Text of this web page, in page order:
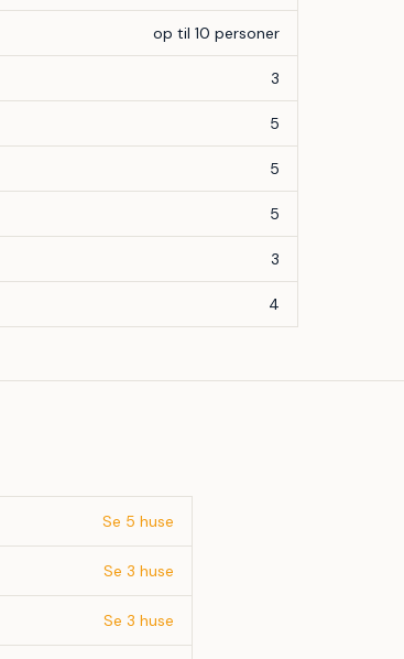
op til 10 personer
3
5
5
5
3
4
Se 5 huse
Se 3 huse
Se 3 huse